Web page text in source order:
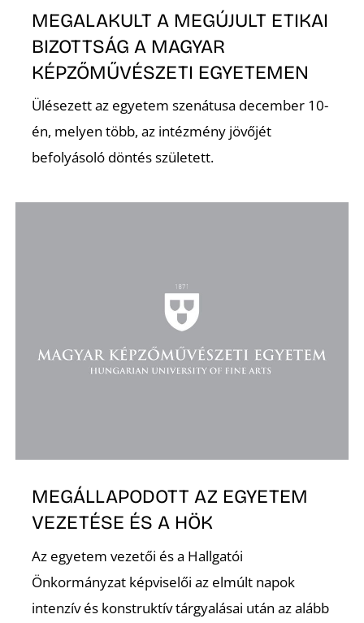
MEGALAKULT A MEGÚJULT ETIKAI
BIZOTTSÁG A MAGYAR
KÉPZŐMŰVÉSZETI EGYETEMEN
Ülésezett az egyetem szenátusa december 10-
én, melyen több, az intézmény jövőjét
befolyásoló döntés született.
MEGÁLLAPODOTT AZ EGYETEM
VEZETÉSE ÉS A HÖK
Az egyetem vezetői és a Hallgatói
Önkormányzat képviselői az elmúlt napok
intenzív és konstruktív tárgyalásai után az alább